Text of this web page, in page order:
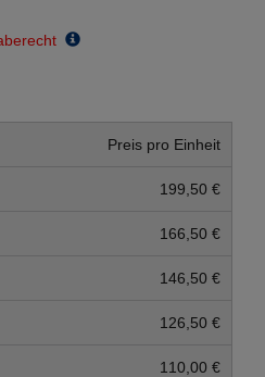
Preis pro Einheit
199,50 €
166,50 €
146,50 €
126,50 €
110,00 €